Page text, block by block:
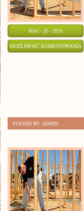
MAJ - 20 - 2026
MOŻLIWOŚĆ KOMENTOWANIA
POSTED BY ADMIN